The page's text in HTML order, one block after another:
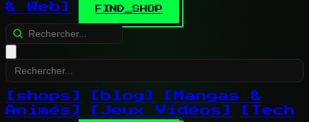
& Web]
FIND_SHOP
[shops] [blog]
[Mangas &
Animés]
[Jeux Vidéos]
[Tech